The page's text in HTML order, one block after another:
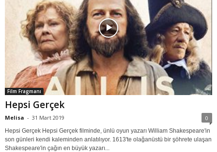
Film Fragmanı
Hepsi Gerçek
Melisa - 31 Mart 2019 0
Hepsi Gerçek Hepsi Gerçek filminde, ünlü oyun yazarı William Shakespeare'in
son günleri kendi kaleminden anlatılıyor. 1613'te olağanüstü bir şöhrete ulaşan
Shakespeare'in çağın en büyük yazarı...